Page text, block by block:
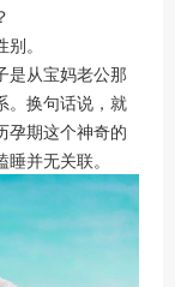
。
从宝妈老公那
。换句话说，就
孕期这个神奇的
并无关联。